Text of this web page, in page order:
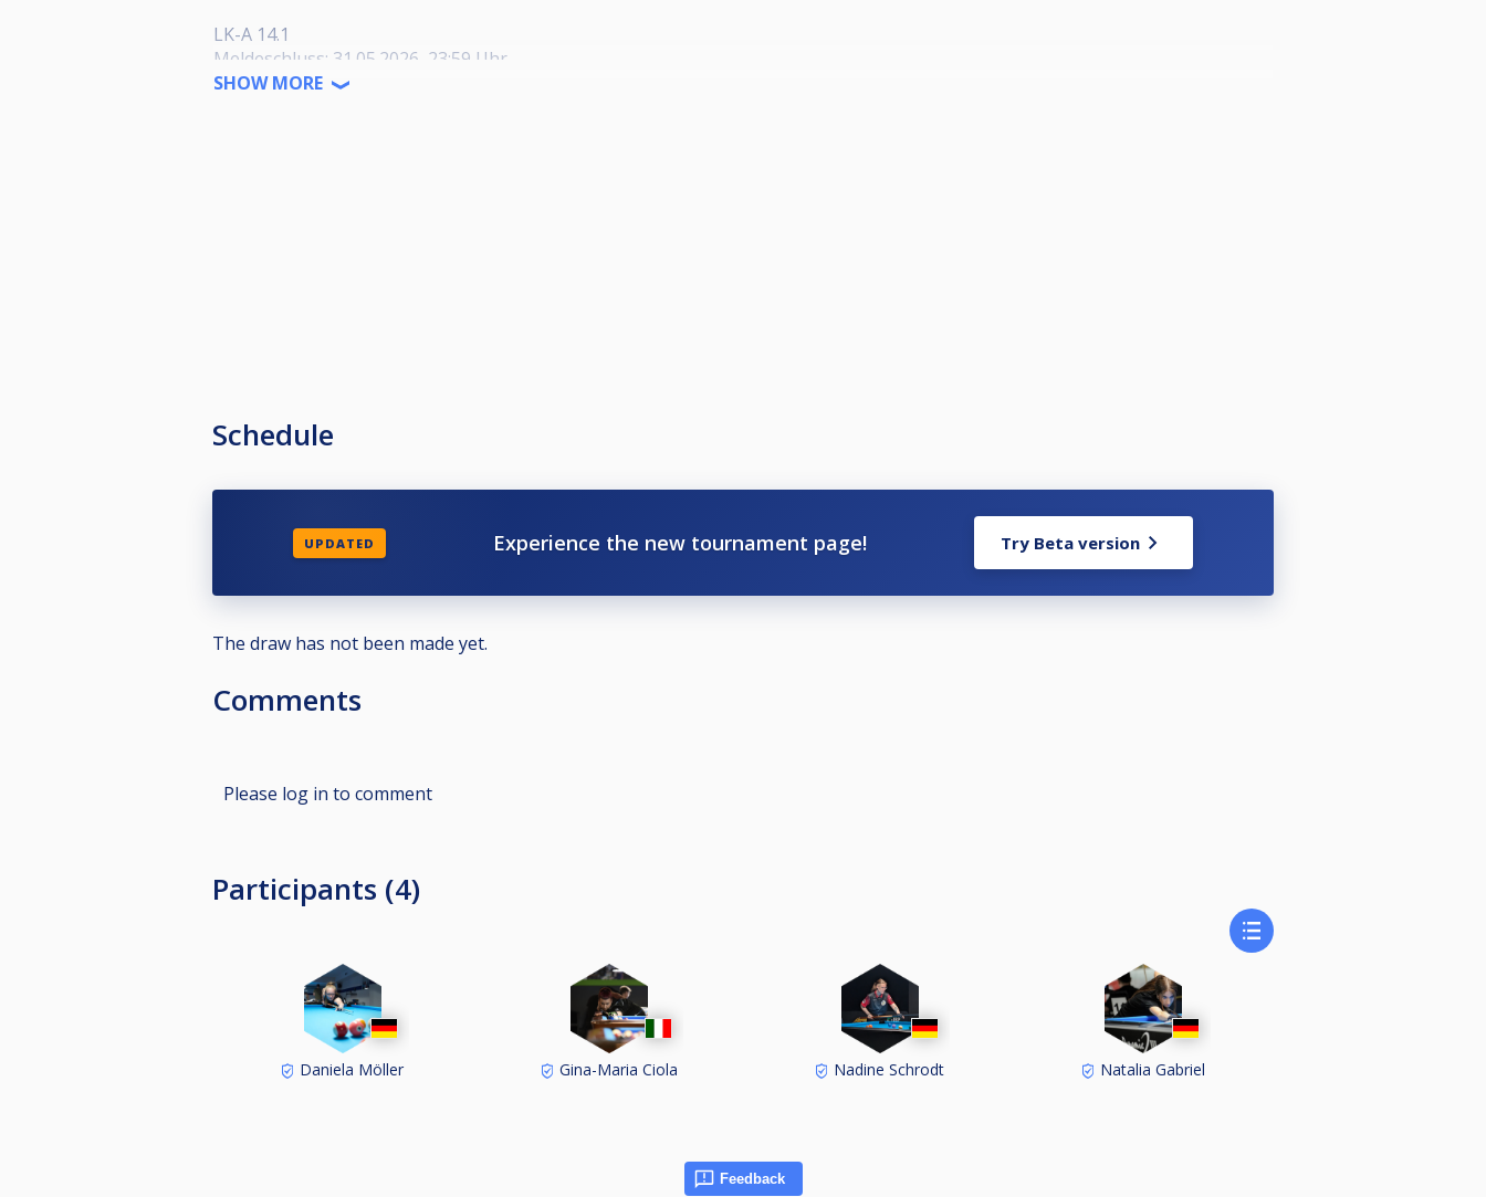
LK-A 14.1
Meldeschluss: 31.05.2026, 23:59 Uhr
Turniertermin: 07.06.2026
https://cuescore.com/tournament/HPBV+14.1-Endlos+LK-A+Ladies+PBC+Gie%C3%9Fen/80788237
SHOW MORE
Schedule
UPDATED Experience the new tournament page! Try Beta version
The draw has not been made yet.
Comments
Please log in to comment
Participants (4)
Daniela Möller Gina-Maria Ciola Nadine Schrodt Natalia Gabriel
Feedback